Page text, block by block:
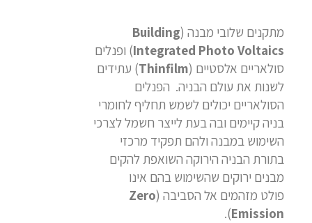
מתקנים שלובי מבנה (Building
Integrated Photo Voltaics) ופנלים
סולאריים אלסטיים (Thinfilm) עתידים
לשנות את עולם הבניה. הפנלים
הסולאריים יכולים לשמש תחליף לחומרי
בניה קיימים ובה בעת לייצר חשמל לצרכי
השימוש במבנה ולהם תפקיד מרכזי
בתורת הבניה הירוקה השואפת להקים
מבנים ירוקים שהשימוש בהם אינו
פולט מזהמים אל הסביבה (Zero
Emission
).